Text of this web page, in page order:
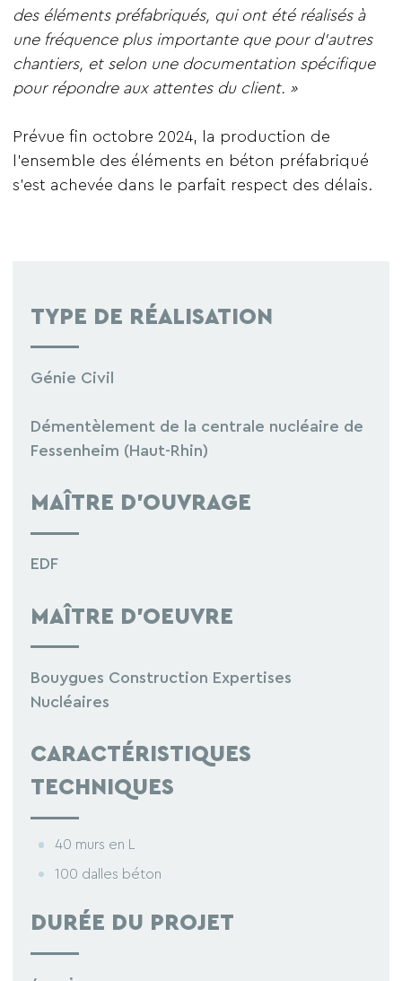
TYPE DE RÉALISATION
Génie Civil
Démentèlement de la centrale nucléaire de
Fessenheim (Haut-Rhin)
MAÎTRE D’OUVRAGE
EDF
MAÎTRE D’OEUVRE
Bouygues Construction Expertises
Nucléaires
CARACTÉRISTIQUES
TECHNIQUES
40 murs en L
100 dalles béton
DURÉE DU PROJET
des éléments préfabriqués, qui ont été réalisés à
une fréquence plus importante que pour d’autres
chantiers, et selon une documentation spécifique
pour répondre aux attentes du client. »
Prévue fin octobre 2024, la production de
l’ensemble des éléments en béton préfabriqué
s’est achevée dans le parfait respect des délais.